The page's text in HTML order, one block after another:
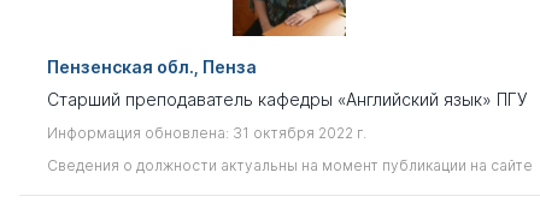
Пензенская обл., Пенза
Старший преподаватель кафедры «Английский язык» ПГУ
Информация обновлена: 31 октября 2022 г.
Сведения о должности актуальны на момент публикации на сайте